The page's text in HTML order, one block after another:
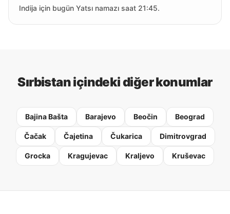
Indija için bugün Yatsı namazı saat 21:45.
Sırbistan içindeki diğer konumlar
Bajina Bašta Barajevo Beočin Beograd
Čačak Čajetina Čukarica Dimitrovgrad
Grocka Kragujevac Kraljevo Kruševac